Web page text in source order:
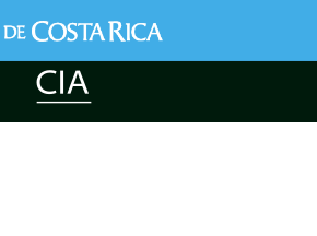
al
contenido
principal